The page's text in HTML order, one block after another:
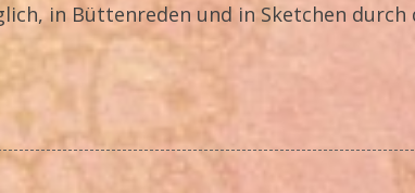
in Büttenreden und in Sketchen durch